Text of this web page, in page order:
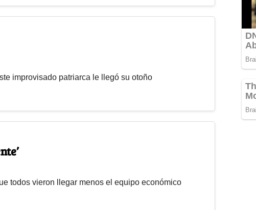
improvisado patriarca le llegó su otoño
todos vieron llegar menos el equipo económico